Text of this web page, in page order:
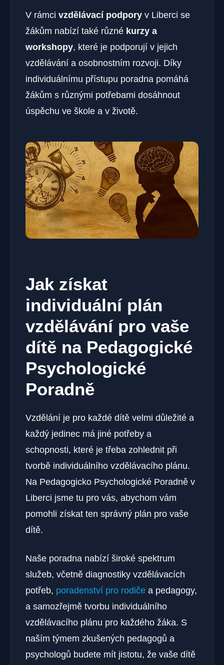
V rámci vzdělávací podpory v Liberci se
žákům nabízí také různé kurzy a
workshopy, které je podporují v jejich
vzdělávání a osobnostním rozvoji. Díky
individuálnímu přístupu poradna pomáhá
žákům s různými potřebami dosáhnout
úspěchu ve škole a v životě.
Jak získat
individuální plán
vzdělávání pro vaše
dítě na Pedagogické
Psychologické
Poradně
Vzdělání je pro každé dítě velmi důležité a
každý jedinec má jiné potřeby a
schopnosti, které je třeba zohlednit při
tvorbě individuálního vzdělávacího plánu.
Na Pedagogicko Psychologické Poradně v
Liberci jsme tu pro vás, abychom vám
pomohli získat ten správný plán pro vaše
dítě.
Naše poradna nabízí široké spektrum
služeb, včetně diagnostiky vzdělávacích
potřeb, poradenství pro rodiče a pedagogy,
a samozřejmě tvorbu individuálního
vzdělávacího plánu pro každého žáka. S
naším týmem zkušených pedagogů a
psychologů budete mít jistotu, že vaše dítě